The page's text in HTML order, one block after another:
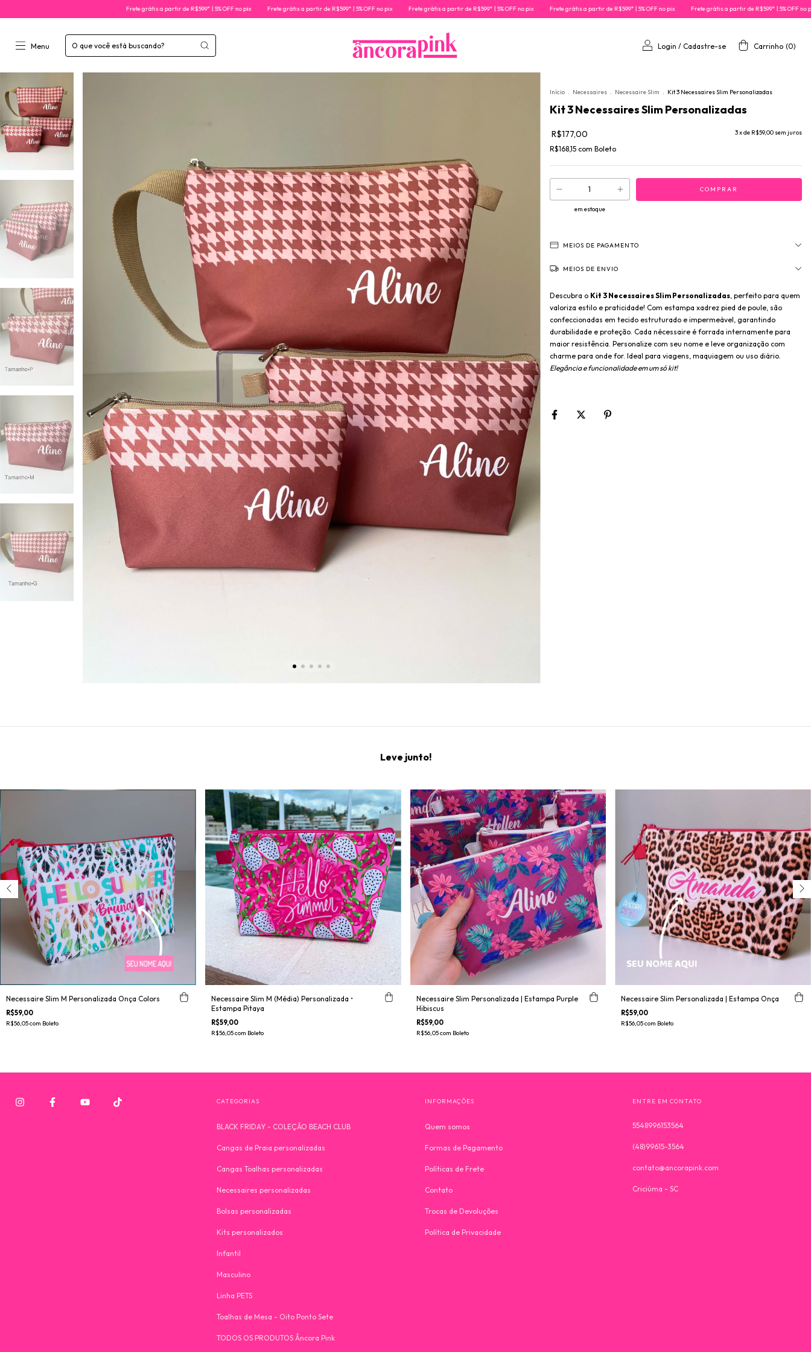
Frete grátis a partir de R$599* | 5% OFF no pix Frete grátis a partir de R$599* | 5% OFF no pix Frete grátis a partir de R$599* | 5% OFF no pix Frete grátis a partir de R$599* | 5% OFF no pix Frete grátis a partir de R$599* | 5% OFF no pix Frete
Menu Login / Cadastre-se Carrinho (0)
Início . Necessaires . Necessaire Slim . Kit 3 Necessaires Slim Personalizadas
Kit 3 Necessaires Slim Personalizadas
R$177,00 3x de R$59,00 sem juros
R$168,15 com Boleto
em estoque
MEIOS DE PAGAMENTO
MEIOS DE ENVIO
Descubra o Kit 3 Necessaires Slim Personalizadas, perfeito para quem
valoriza estilo e praticidade! Com estampa xadrez pied de poule, são
confeccionadas em tecido estruturado e impermeável, garantindo
durabilidade e proteção. Cada nécessaire é forrada internamente para
maior resistência. Personalize com seu nome e leve organização com
charme para onde for. Ideal para viagens, maquiagem ou uso diário.
Elegância e funcionalidade em um só kit!
Leve junto!
Necessaire Slim M Personalizada Onça Colors
R$59,00
R$56,05com Boleto
Necessaire Slim M (Média) Personalizada •
Estampa Pitaya
R$59,00
R$56,05com Boleto
Necessaire Slim Personalizada | Estampa Purple
Hibiscus
R$59,00
R$56,05com Boleto
Necessaire Slim Personalizada | Estampa Onça
R$59,00
R$56,05com Boleto
CATEGORIAS
BLACK FRIDAY - COLEÇÃO BEACH CLUB
Cangas de Praia personalizadas
Cangas Toalhas personalizadas
Necessaires personalizadas
Bolsas personalizadas
Kits personalizados
Infantil
Masculino
Linha PETS
Toalhas de Mesa - Oito Ponto Sete
TODOS OS PRODUTOS Âncora Pink
INFORMAÇÕES
Quem somos
Formas de Pagamento
Políticas de Frete
Contato
Trocas de Devoluções
Política de Privacidade
ENTRE EM CONTATO
5548996153564
(48)99615-3564
contato@ancorapink.com
Criciúma - SC